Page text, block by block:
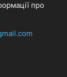
про